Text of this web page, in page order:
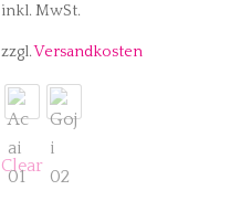
inkl. MwSt.
zzgl.Versandkosten
Clear